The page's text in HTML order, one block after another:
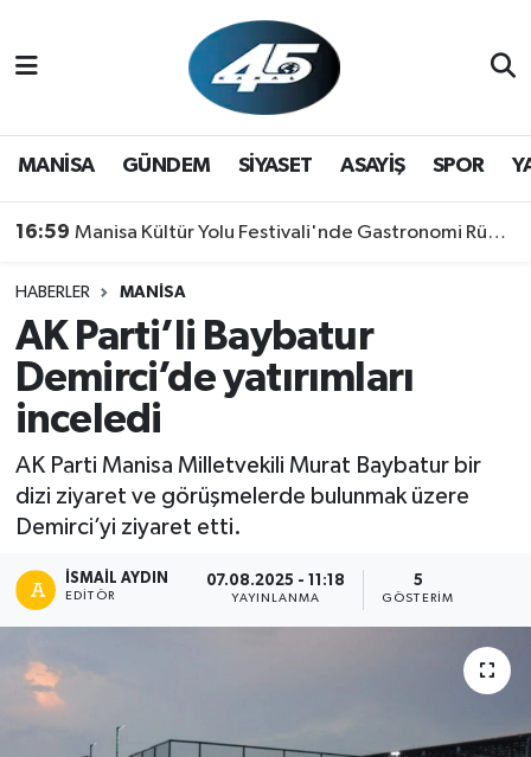
MANİSA GÜNDEM SİYASET ASAYİŞ SPOR
16:59 Manisa Kültür Yolu Festivali'nde Gastronomi Rüzgarı: Lezzetin Yıldızı "Manisa Kebabı" Oldu!
HABERLER MANİSA
AK Parti’li Baybatur
Demirci’de yatırımları
inceledi
AK Parti Manisa Milletvekili Murat Baybatur bir
dizi ziyaret ve görüşmelerde bulunmak üzere
Demirci’yi ziyaret etti.
İSMAIL AYDIN
EDITÖR
07.08.2025 - 11:18
YAYINLANMA
5
GÖSTERIM
GÜNDEM
SPOR
YAŞAM
RESMİ REKLAM
Hava Durumu
Trafik Durumu
Son Dakika Haberleri
Haber Arşivi